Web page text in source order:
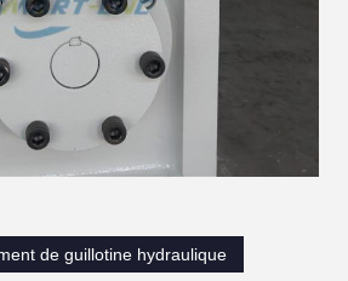
de guillotine hydraulique